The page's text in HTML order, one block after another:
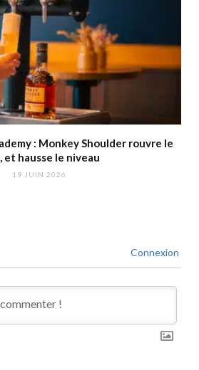
: Monkey Shoulder rouvre le
et hausse le niveau
19 JUIN 2026
Connexion